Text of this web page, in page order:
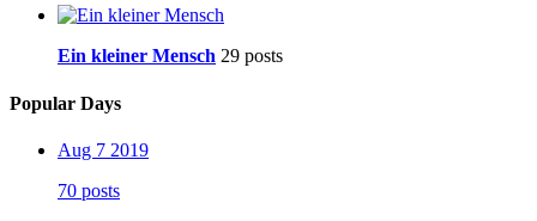
Ein kleiner Mensch 29 posts
Popular Days
Aug 7 2019
70 posts